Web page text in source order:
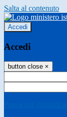
Salta al contenuto
Accedi
Accedi
button close ×